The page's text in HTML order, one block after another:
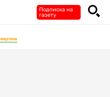
Подписка на
газету